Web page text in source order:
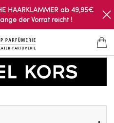
HAARKLAMMER ab 49,95€
der Vorrat reicht !